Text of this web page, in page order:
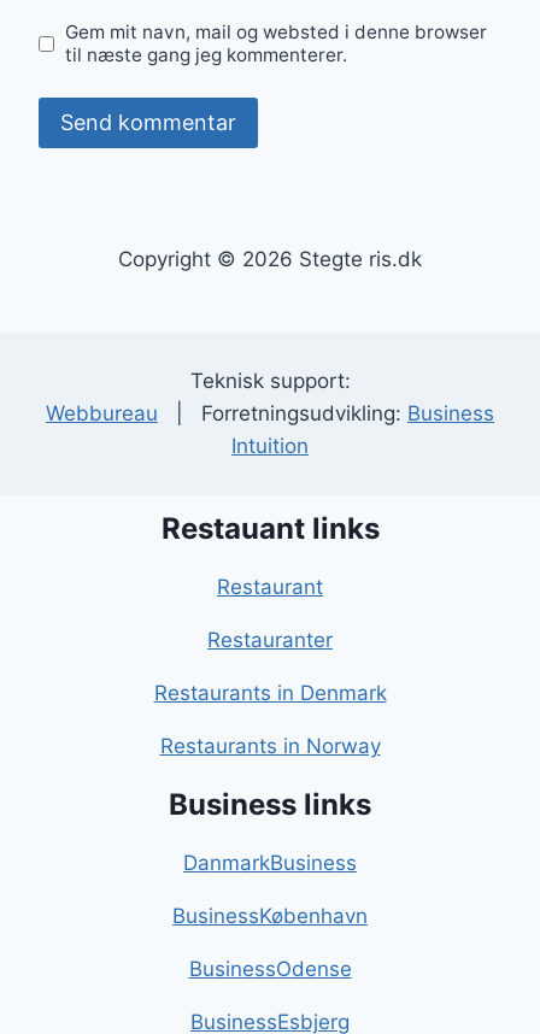
Gem mit navn, mail og websted i denne browser
til næste gang jeg kommenterer.
Copyright © 2026 Stegte ris.dk
Teknisk support:
Webbureau | Forretningsudvikling: Business
Intuition
Restauant links
Restaurant
Restauranter
Restaurants in Denmark
Restaurants in Norway
Business links
DanmarkBusiness
BusinessKøbenhavn
BusinessOdense
BusinessEsbjerg